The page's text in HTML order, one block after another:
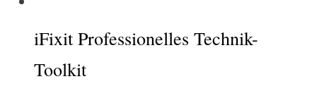
iFixit Professionelles Technik-
Toolkit